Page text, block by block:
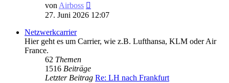
von Airboss
Beitrag
27. Juni 2026 12:07
Netzwerkcarrier
Hier geht es um Carrier, wie z.B. Lufthansa, KLM oder Air
France.
62 Themen
1516 Beiträge
Letzter Beitrag Re: LH nach Frankfurt